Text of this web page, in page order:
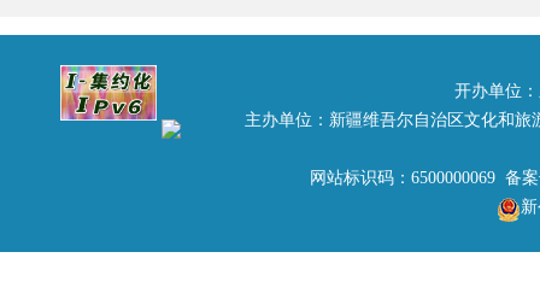
负责全区旅游行政管理
从业人员的岗位培训、
编写、修订和征订工作
开办单位
主办单位：新疆维吾尔自治区文化和
网站标识码：6500000069 备